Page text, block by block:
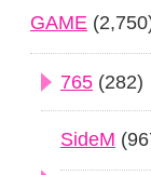
GAME
765 (282)
SideM